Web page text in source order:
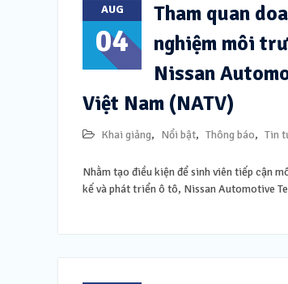
AUG
04
Tham quan
nghiệm môi
Nissan
Việt Nam (NATV)
Khai giảng, Nổi bật, Thông báo, Tin
Nhằm tạo điều kiện để sinh viên tiếp cận
kế và phát triển ô tô, Nissan Automotive